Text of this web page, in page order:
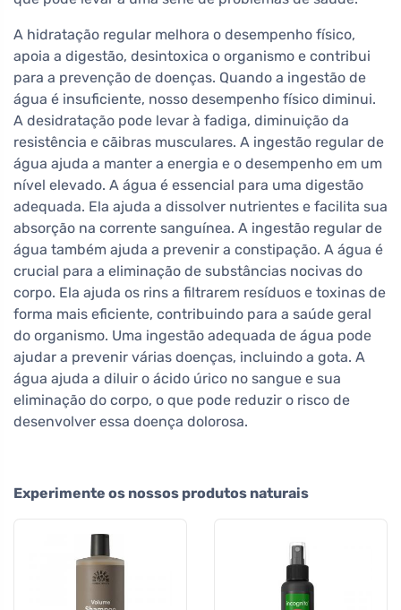
A hidratação regular melhora o desempenho físico,
apoia a digestão, desintoxica o organismo e contribui
para a prevenção de doenças. Quando a ingestão de
água é insuficiente, nosso desempenho físico diminui.
A desidratação pode levar à fadiga, diminuição da
resistência e cãibras musculares. A ingestão regular de
água ajuda a manter a energia e o desempenho em um
nível elevado. A água é essencial para uma digestão
adequada. Ela ajuda a dissolver nutrientes e facilita sua
absorção na corrente sanguínea. A ingestão regular de
água também ajuda a prevenir a constipação. A água é
crucial para a eliminação de substâncias nocivas do
corpo. Ela ajuda os rins a filtrarem resíduos e toxinas de
forma mais eficiente, contribuindo para a saúde geral
do organismo. Uma ingestão adequada de água pode
ajudar a prevenir várias doenças, incluindo a gota. A
água ajuda a diluir o ácido úrico no sangue e sua
eliminação do corpo, o que pode reduzir o risco de
desenvolver essa doença dolorosa.
Experimente os nossos produtos naturais